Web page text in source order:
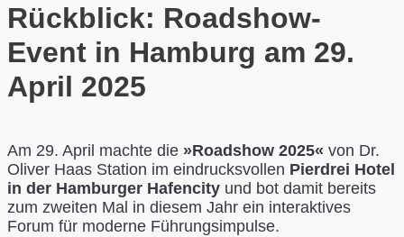
Rückblick: Roadshow-
Event in Hamburg am 29.
April 2025
Am 29. April machte die »Roadshow 2025« von Dr.
Oliver Haas Station im eindrucksvollen Pierdrei Hotel
in der Hamburger Hafencity und bot damit bereits
zum zweiten Mal in diesem Jahr ein interaktives
Forum für moderne Führungsimpulse.